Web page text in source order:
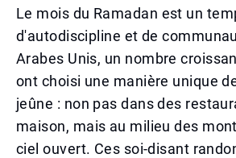
Le mois du Ramadan est un
d'autodiscipline et de
Arabes Unis, un nombre
ont choisi une manière unique
jeûne : non pas dans des
maison, mais au milieu des
ciel ouvert. Ces soi-disant